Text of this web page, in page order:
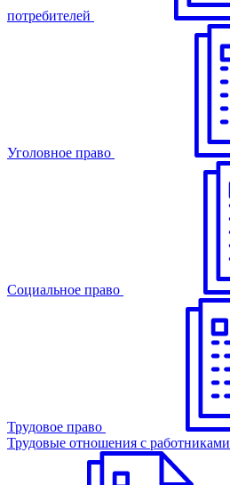
потребителей
Уголовное право
Cоциальное право
Трудовое право
Трудовые отношения с работниками